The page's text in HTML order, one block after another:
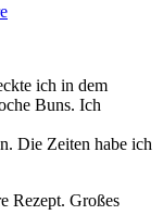
ich in dem
Buns. Ich
Die Zeiten habe ich
Rezept. Großes